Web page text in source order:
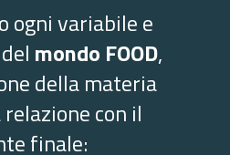
ogni variabile e
mondo FOOD,
della materia
con il
finale: